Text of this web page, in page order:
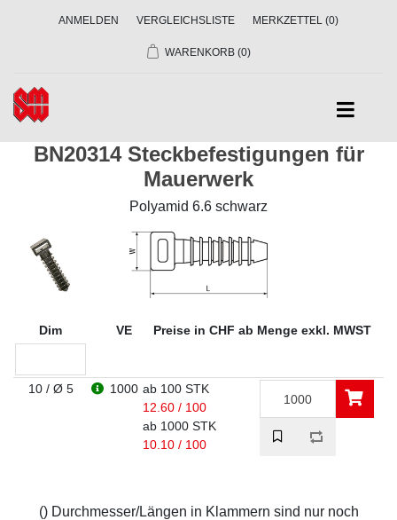
ANMELDEN VERGLEICHSLISTE MERKZETTEL (0)
WARENKORB (0)
BN20314 Steckbefestigungen für
Mauerwerk
Polyamid 6.6 schwarz
Dim VE Preise in CHF ab Menge exkl. MWST
10 / Ø 5 1000 ab 100 STK
12.60 / 100
ab 1000 STK
10.10 / 100
() Durchmesser/Längen in Klammern sind nur noch